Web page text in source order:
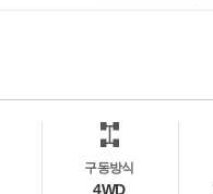
구동방식
4WD